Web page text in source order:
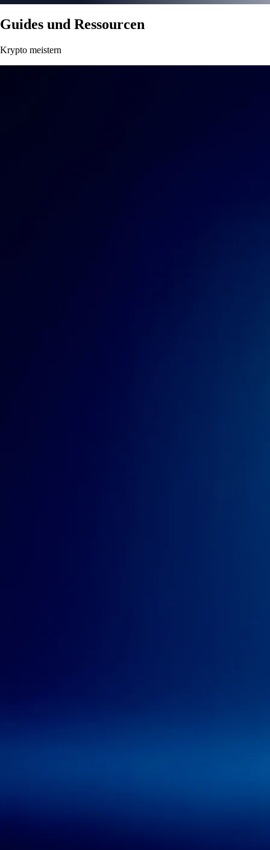
Guides und Ressourcen
Krypto meistern